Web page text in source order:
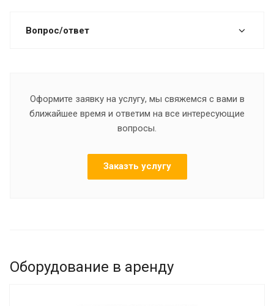
Вопрос/ответ
Оформите заявку на услугу, мы свяжемся с вами в
ближайшее время и ответим на все интересующие
вопросы.
Заказть услугу
Оборудование в аренду